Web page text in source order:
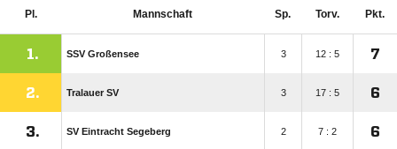
Pl. Mannschaft Sp. Torv. Pkt.
1. SSV Großensee 3 12 : 5 7
2. Tralauer SV 3 17 : 5 6
3. SV Eintracht Segeberg 2 7 : 2 6